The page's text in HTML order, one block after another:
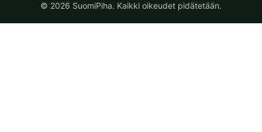
© 2026 SuomiPiha. Kaikki oikeudet pidätetään.